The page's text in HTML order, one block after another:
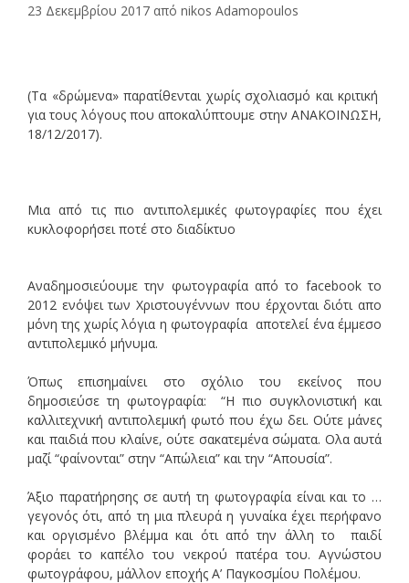
23 Δεκεμβρίου 2017 από nikos Adamopoulos
(Τα «δρώμενα» παρατίθενται χωρίς σχολιασμό και κριτική
για τους λόγους που αποκαλύπτουμε στην ΑΝΑΚΟΙΝΩΣΗ,
18/12/2017).
Μια από τις πιο αντιπολεμικές φωτογραφίες που έχει
κυκλοφορήσει ποτέ στο διαδίκτυο
Αναδημοσιεύουμε την φωτογραφία από το facebook το
2012 ενόψει των Χριστουγέννων που έρχονται διότι απο
μόνη της χωρίς λόγια η φωτογραφία αποτελεί ένα έμμεσο
αντιπολεμικό μήνυμα.
Όπως επισημαίνει στο σχόλιο του εκείνος που
δημοσιεύσε τη φωτογραφία: “Η πιο συγκλονιστική και
καλλιτεχνική αντιπολεμική φωτό που έχω δει. Ούτε μάνες
και παιδιά που κλαίνε, ούτε σακατεμένα σώματα. Ολα αυτά
μαζί “φαίνονται” στην “Απώλεια” και την “Απουσία”.
Άξιο παρατήρησης σε αυτή τη φωτογραφία είναι και το …
γεγονός ότι, από τη μια πλευρά η γυναίκα έχει περήφανο
και οργισμένο βλέμμα και ότι από την άλλη το παιδί
φοράει το καπέλο του νεκρού πατέρα του. Αγνώστου
φωτογράφου, μάλλον εποχής Α’ Παγκοσμίου Πολέμου.